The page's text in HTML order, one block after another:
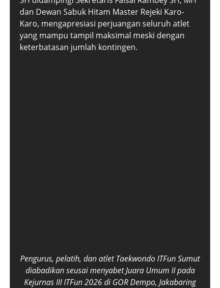
dan Dewan Sabuk Hitam Master Rejeki Karo-
Karo, mengapresiasi perjuangan seluruh atlet
yang mampu tampil maksimal meski dengan
keterbatasan jumlah kontingen.
Pengurus, pelatih, dan atlet Taekwondo ITFun Sumut
diabadikan seusai menyabet Juara Umum II pada
Kejurnas III ITFun 2026 di GOR Dempo, Jakabaring